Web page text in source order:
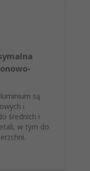
są
i
średnich i
w tym do